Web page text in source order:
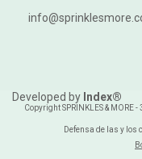
Developed by Index®
Copyright SPRINKLES &
Defensa de las y los